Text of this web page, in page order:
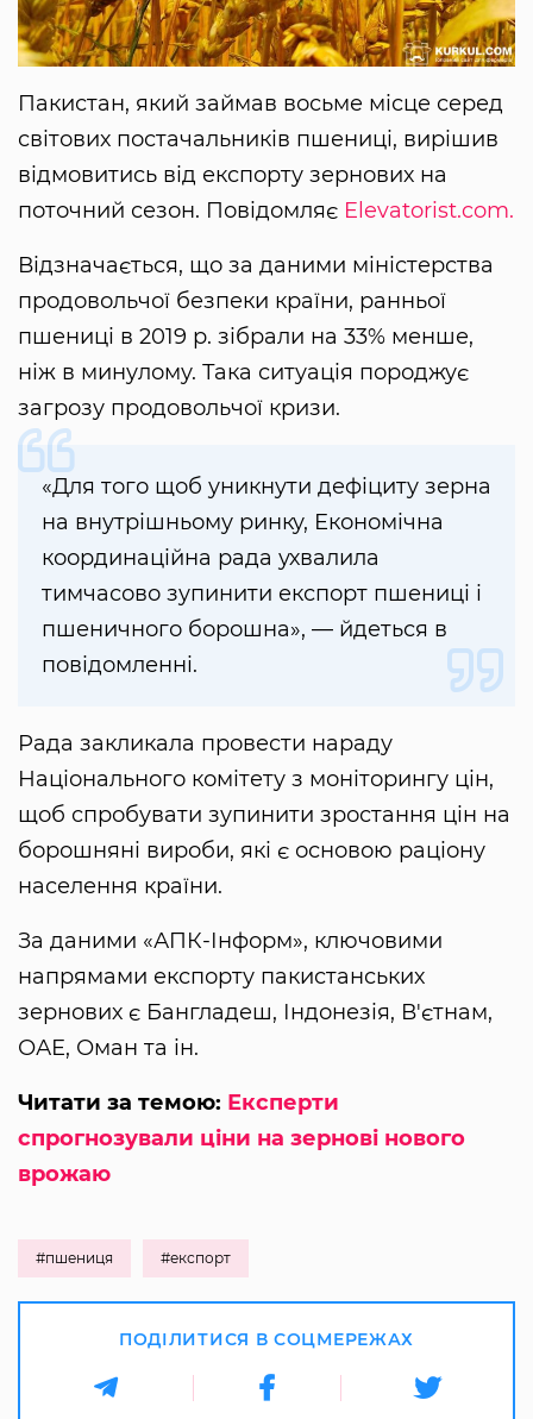
Пакистан, який займав восьме місце серед
світових постачальників пшениці, вирішив
відмовитись від експорту зернових на
поточний сезон. Повідомляє Elevatorist.com.
Відзначається, що за даними міністерства
продовольчої безпеки країни, ранньої
пшениці в 2019 р. зібрали на 33% менше,
ніж в минулому. Така ситуація породжує
загрозу продовольчої кризи.
«Для того щоб уникнути дефіциту зерна
на внутрішньому ринку, Економічна
координаційна рада ухвалила
тимчасово зупинити експорт пшениці і
пшеничного борошна», — йдеться в
повідомленні.
Рада закликала провести нараду
Національного комітету з моніторингу цін,
щоб спробувати зупинити зростання цін на
борошняні вироби, які є основою раціону
населення країни.
За даними «АПК-Інформ», ключовими
напрямами експорту пакистанських
зернових є Бангладеш, Індонезія, В'єтнам,
ОАЕ, Оман та ін.
Читати за темою: Експерти
спрогнозували ціни на зернові нового
врожаю
#пшениця #експорт
ПОДІЛИТИСЯ В СОЦМЕРЕЖАХ